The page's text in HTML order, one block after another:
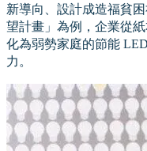
新導向、設計成造福貧
望計畫」為例，企業從
化為弱勢家庭的節能
力。